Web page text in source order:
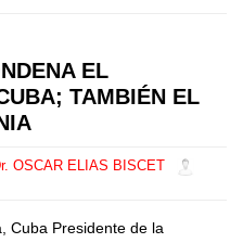
EL
TAMBIÉN EL
OSCAR ELIAS BISCET
Cuba Presidente de la